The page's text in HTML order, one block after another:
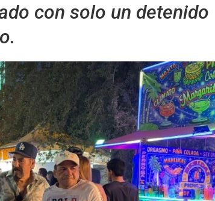
con solo un detenido